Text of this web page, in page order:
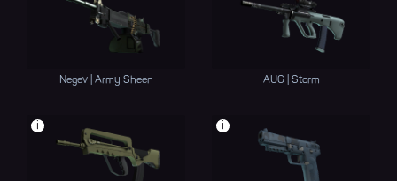
Negev | Army Sheen AUG | Storm
i i